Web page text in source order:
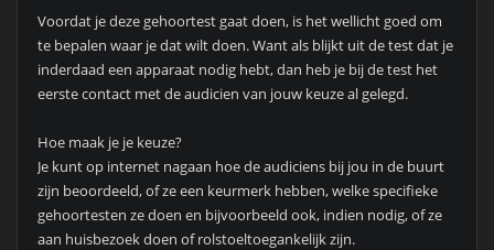
Voordat je deze gehoortest gaat doen, is het wellicht goed om
te bepalen waar je dat wilt doen. Want als blijkt uit de test dat je
inderdaad een apparaat nodig hebt, dan heb je bij de test het
eerste contact met de audicien van jouw keuze al gelegd.
Hoe maak je je keuze?
Je kunt op internet nagaan hoe de audiciens bij jou in de buurt
zijn beoordeeld, of ze een keurmerk hebben, welke specifieke
gehoortesten ze doen en bijvoorbeeld ook, indien nodig, of ze
aan huisbezoek doen of rolstoeltoegankelijk zijn.